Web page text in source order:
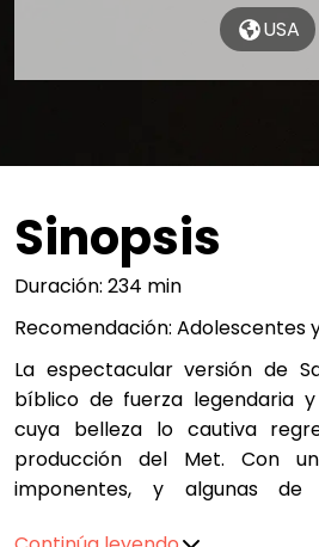
USA
Sinopsis
Duración: 234 min
Recomendación: Adolescentes
La espectacular versión de
bíblico de fuerza legendaria
cuya belleza lo cautiva
producción del Met. Con
imponentes, y algunas